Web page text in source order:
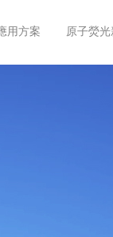
用方案 原子熒